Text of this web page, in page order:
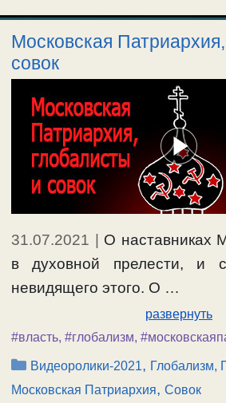
Московская
совок
31.07.2021
О наставниках
в духовной прелести, и
невидящего этого. О …
развернуть
#власть, #глобализм,
Рубрики
Видеоролики-2021, Глобализм,
Московская Патриархия, Совок